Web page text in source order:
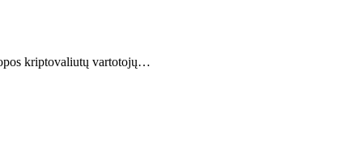
kriptovaliutų vartotojų…